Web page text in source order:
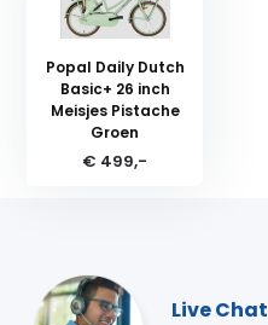
Popal Daily Dutch
Basic+ 26 inch
Meisjes Pistache
Groen
€ 499,-
Live Chat